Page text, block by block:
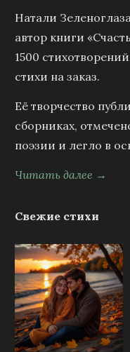
Натали
автор книги
1500
стихи на заказ.
Её творчество
сборниках,
поэзии и легло в
Читать далее →
Свежие стихи